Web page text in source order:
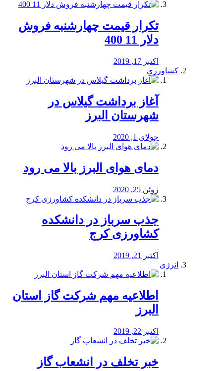
تکرار قیمت چهارشنبه فروش
دلار 11 400
اکتبر 17, 2019
کشاورزی
آغاز برداشت گیلاس در
شهرستان البرز
جولای 1, 2020
دمای هوای البرز بالا می رود
ژوئن 25, 2020
جذب سرباز در دانشکده
کشاورزی کرج
اکتبر 21, 2019
انرژی
️اطلاعیه مهم شرکت گاز استان
البرز
اکتبر 22, 2019
خبر تخلف در انشعاب گاز